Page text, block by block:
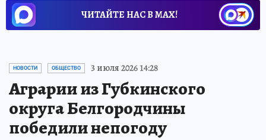
ЧИТАЙТЕ НАС В МАХ!
НОВОСТИ ОБЩЕСТВО 3 июля 2026 14:28
Аграрии из Губкинского
округа Белгородчины
победили непогоду